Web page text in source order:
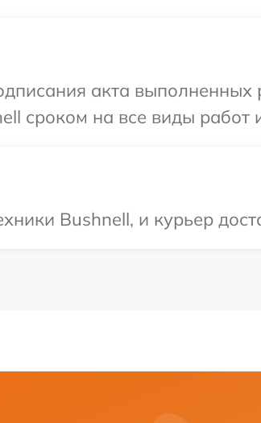
акта
сроком на все виды работ
Bushnell, и курьер